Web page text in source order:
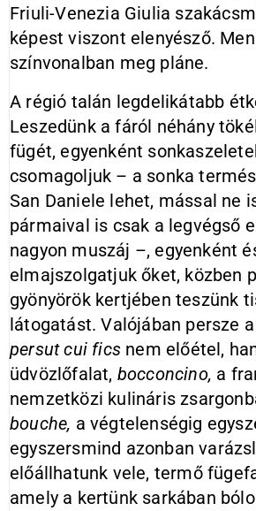
Friuli-Venezia Giulia
képest viszont elenyésző.
színvonalban meg pláne.
A régió talán legdelikátabb
Leszedünk a fáról néhány
fügét, egyenként
csomagoljuk – a sonka
San Daniele lehet, mással ne
pármaival is csak a legvégső
nagyon muszáj –, egyenként
elmajszolgatjuk őket, közben
gyönyörök kertjében teszünk
látogatást. Valójában persze
persut cui fics nem előétel,
üdvözlőfalat, bocconcino, a
nemzetközi kulináris
bouche, a végtelenségig
egyszersmind azonban
előállhatunk vele, termő
amely a kertünk sarkában